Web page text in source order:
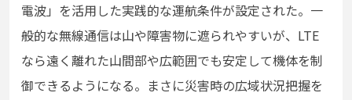
電波」を活用した実践的な運航条件が設定された。一
般的な無線通信は山や障害物に遮られやすいが、LTE
なら遠く離れた山間部や広範囲でも安定して機体を制
御できるようになる。まさに災害時の広域状況把握を